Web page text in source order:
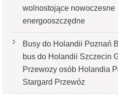
wolnostojące nowoczesne
energooszczędne
Busy do Holandii Poznań
bus do Holandii Szczecin
Przewozy osób Holandia
Stargard Przewóz